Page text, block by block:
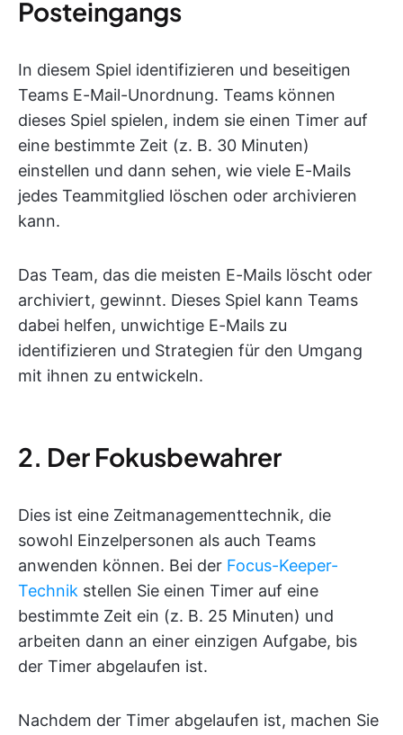
Posteingangs
In diesem Spiel identifizieren und beseitigen
Teams E-Mail-Unordnung. Teams können
dieses Spiel spielen, indem sie einen Timer auf
eine bestimmte Zeit (z. B. 30 Minuten)
einstellen und dann sehen, wie viele E-Mails
jedes Teammitglied löschen oder archivieren
kann.
Das Team, das die meisten E-Mails löscht oder
archiviert, gewinnt. Dieses Spiel kann Teams
dabei helfen, unwichtige E-Mails zu
identifizieren und Strategien für den Umgang
mit ihnen zu entwickeln.
2. Der Fokusbewahrer
Dies ist eine Zeitmanagementtechnik, die
sowohl Einzelpersonen als auch Teams
anwenden können. Bei der Focus-Keeper-
Technik stellen Sie einen Timer auf eine
bestimmte Zeit ein (z. B. 25 Minuten) und
arbeiten dann an einer einzigen Aufgabe, bis
der Timer abgelaufen ist.
Nachdem der Timer abgelaufen ist, machen Sie